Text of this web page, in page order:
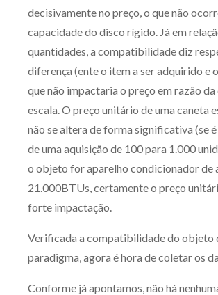
decisivamente no preço, o que não
capacidade do disco rígido. Já em
quantidades, a compatibilidade diz
diferença (ente o item a ser adquirido e
que não impactaria o preço em razão
escala. O preço unitário de uma caneta
não se altera de forma significativa (se
de uma aquisição de 100 para 1.000
o objeto for aparelho condicionador de
21.000BTUs, certamente o preço
forte impactação.
Verificada a compatibilidade do objeto
paradigma, agora é hora de coletar os
Conforme já apontamos, não há